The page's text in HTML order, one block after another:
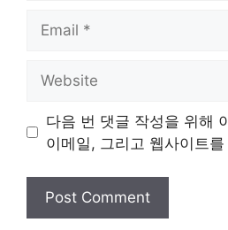
다음 번 댓글 작성을 위해
이메일, 그리고 웹사이트